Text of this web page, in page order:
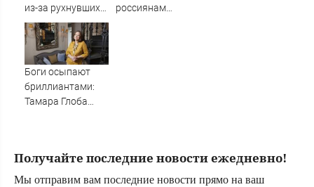
из-за рухнувших
деревьев во
время урагана в
Смоленске -
Новости на
Вести.ru
россиянам
Боги осыпают
бриллиантами:
Тамара Глоба
волной удачи с 7
Получайте последние новости ежедневно!
Мы отправим вам последние новости прямо на ваш